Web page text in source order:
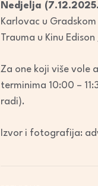
Nedjelja
Karlovac u
Trauma u Kinu
Za one koji više vole
terminima 10:00 –
radi).
Izvor i fotografija: